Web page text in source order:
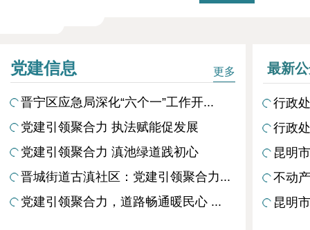
党建信息 更多
晋宁区应急局深化“六个一”工作开...
党建引领聚合力 执法赋能促发展
党建引领聚合力 滇池绿道践初心
晋城街道古滇社区：党建引领聚合力...
党建引领聚合力，道路畅通暖民心 ...
最新
行政
行政
昆明
不动
昆明